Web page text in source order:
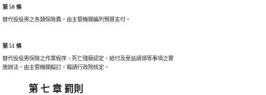
第 50 條
替代役役男之各類保險費，由主管機關編列預算支付。
第 51 條
替代役役男保險之作業程序、死亡殘廢認定、給付及受益請領等事項之實
施辦法，由主管機關擬訂，報請行政院核定。
第 七 章 罰則